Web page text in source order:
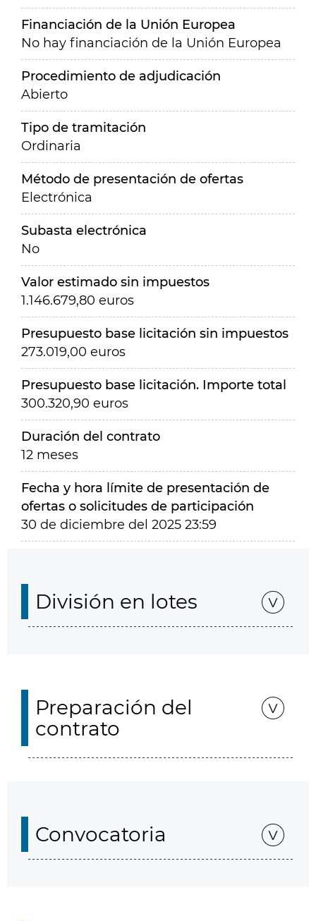
Financiación de la Unión Europea
No hay financiación de la Unión Europea
Procedimiento de adjudicación
Abierto
Tipo de tramitación
Ordinaria
Método de presentación de ofertas
Electrónica
Subasta electrónica
No
Valor estimado sin impuestos
1.146.679,80 euros
Presupuesto base licitación sin impuestos
273.019,00 euros
Presupuesto base licitación. Importe total
300.320,90 euros
Duración del contrato
12 meses
Fecha y hora límite de presentación de
ofertas o solicitudes de participación
30 de diciembre del 2025 23:59
División en lotes
Preparación del
contrato
Convocatoria